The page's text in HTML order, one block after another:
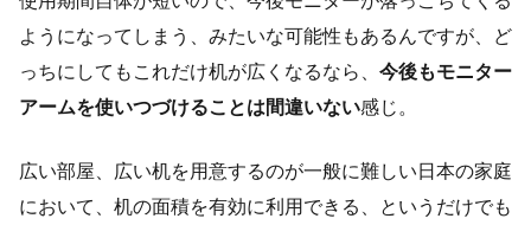
ようになってしまう、みたいな可能性もあるんですが、ど
っちにしてもこれだけ机が広くなるなら、 今後もモニター
アームを使いつづけることは間違いない感じ。
広い部屋、広い机を用意するのが一般に難しい日本の家庭
において、机の面積を有効に利用できる、というだけでも